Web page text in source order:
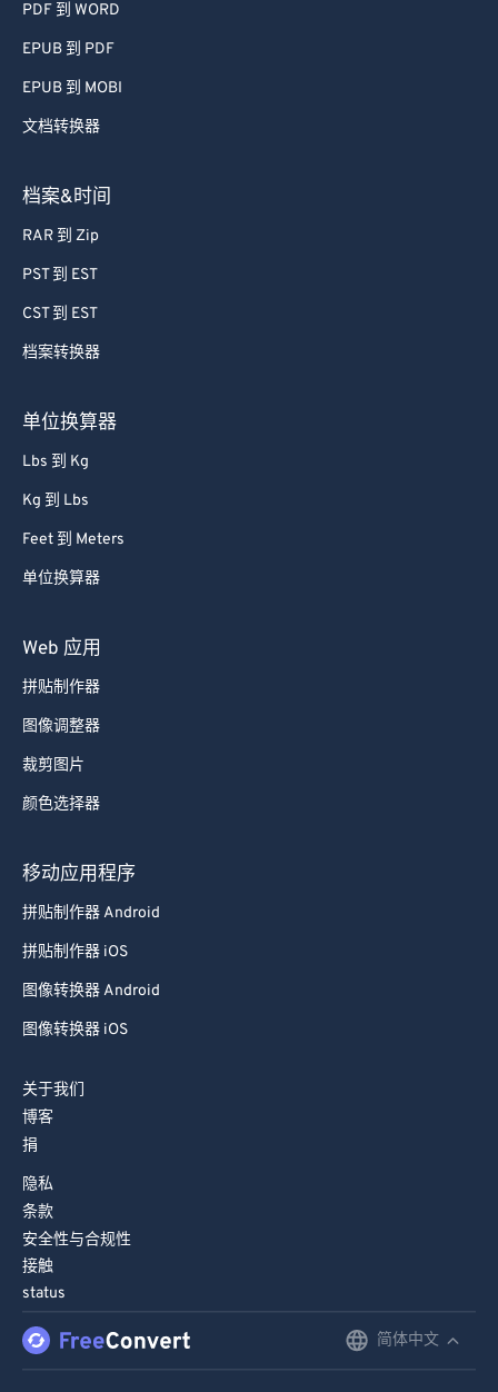
PDF 到 WORD
EPUB 到 PDF
EPUB 到 MOBI
文档转换器
档案&时间
RAR 到 Zip
PST 到 EST
CST 到 EST
档案转换器
单位换算器
Lbs 到 Kg
Kg 到 Lbs
Feet 到 Meters
单位换算器
Web 应用
拼贴制作器
图像调整器
裁剪图片
颜色选择器
移动应用程序
拼贴制作器 Android
拼贴制作器 iOS
图像转换器 Android
图像转换器 iOS
关于我们
博客
捐
隐私
条款
安全性与合规性
接触
status
简体中文